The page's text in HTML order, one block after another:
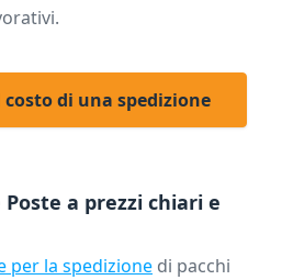
di una spedizione
a prezzi chiari e
per la spedizione di pacchi